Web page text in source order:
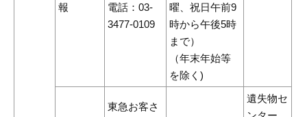
報
電話：03-
3477-0109
曜、祝日午前9
時から午後5時
まで）
（年末年始等
を除く)
東急お客さ
遺失物セ